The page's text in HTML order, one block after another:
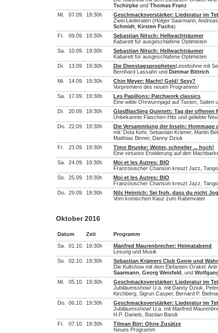
Tschirpke und Thomas Franz
Mi.
07.09. 19:30h
Geschmacksverstärker: Liederatur im
Zwei Liederaten (Holger Saarmann,
Schmidt Kirsten Fuchs)
Fr.
09.09. 19:30h
Sebastian Nitsch: Hellwachträumer
Kabarett für ausgeschlafene Optimisten
Sa.
10.09. 19:30h
Sebastian Nitsch: Hellwachträumer
Kabarett für ausgeschlafene Optimisten
Di.
13.09. 19:30h Die DienstagsprophetenLesebühne mit
Bernhard Lassahn und Dietmar Bittrich
Mi.
14.09. 19:30h
Chin Meyer: Macht! Geld! Sexy?
Vorpremiere des neuen Programms!
Sa.
17.09. 19:30h
Les Papillons: Patchwork classics
Eine wilde Ohrwurmjagd auf Tasten, Saiten
Di.
20.09. 19:30h
GlasBlasSing Quintett: Tag der offenen
Unbekannte Flaschen-Hits und geliebte
Do.
22.09. 19:30h
Die Versammlung der Inseln: Hommage
mit: Dota Kehr, Sebastian Krämer, Martin
Matthias Binner, Danny Dziuk
Fr.
23.09. 19:30h
Timo Brunke: Weiter, schneller ... huch!
Eine virtuose Erwiderung auf den
Sa.
24.09. 19:30h
Moi et les Autres: BIO
Französischer Chanson kreuzt Jazz,
So.
25.09. 19:30h
Moi et les Autres: BIO
Französischer Chanson kreuzt Jazz,
Do.
29.09. 19:30h
Nils Heinrich: Sei froh, dass du nicht
Vom komischen Kauz zum Rabenvater
Oktober 2016
Datum Zeit
Programm
Sa.
01.10. 19:30h
Manfred Maurenbrecher: Heimatabend
Lesung und Musik
So.
02.10. 19:30h
Sebastian Krämers Club Genie und
Die Kultshow mit dem Elefanten-Orakel.
Saarmann Georg Weisfeld , und
Mi.
05.10. 19:30h
Geschmacksverstärker: Liederatur im
Jubiläumsshow! U.a. mit Danny Dziuk,
Kirchberg, Sigrun Casper, Bernard P.
Do.
06.10. 19:30h
Geschmacksverstärker: Liederatur im
Jubiläumsshow! U.a. mit Manfred
H.P. Daniels, Bastian Bandt
Fr.
07.10. 19:30h
Tilman Birr: Ohne Zusätze
Neues Programm